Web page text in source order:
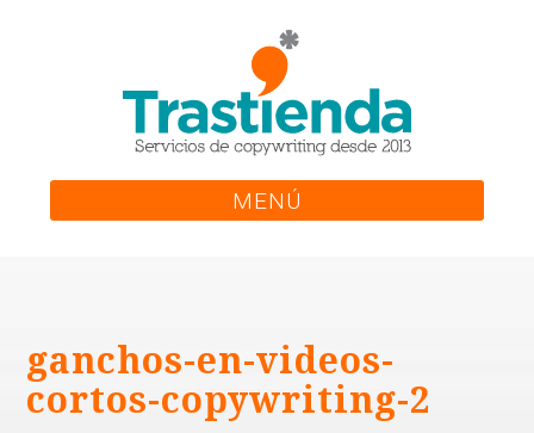
MENÚ
ganchos-en-videos-
cortos-copywriting-2